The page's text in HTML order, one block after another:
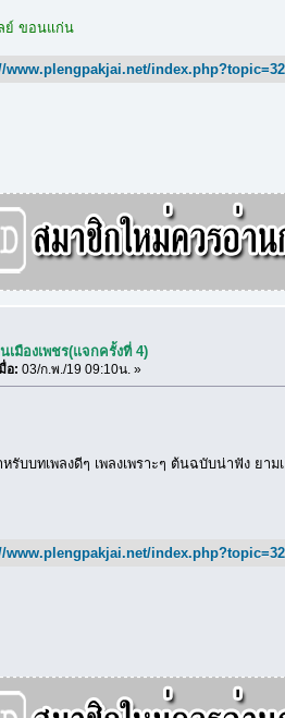
ย์ ขอนแก่น
www.plengpakjai.net/
เมืองเพชร(แจกครั้งที่ 4)
อ: 03/ก.พ./19 09:10น. »
บบทเพลงดีๆ เพลงเพราะๆ ต้นฉบับน่าฟัง ยาม
www.plengpakjai.net/